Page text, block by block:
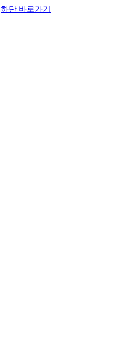
하단 바로가기